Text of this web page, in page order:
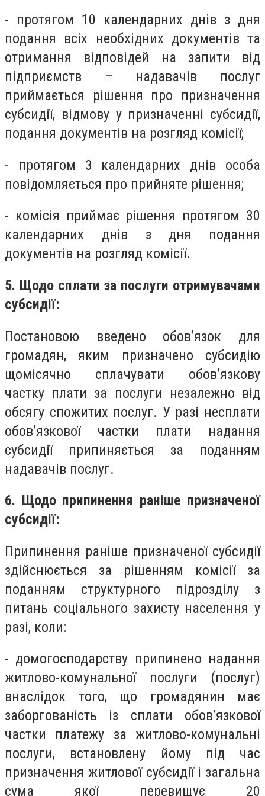
- протягом 10 календарних днів з дня
подання всіх необхідних документів та
отримання відповідей на запити від
підприємств – надавачів послуг
приймається рішення про призначення
субсидії, відмову у призначенні субсидії,
подання документів на розгляд комісії;
- протягом 3 календарних днів особа
повідомляється про прийняте рішення;
- комісія приймає рішення протягом 30
календарних днів з дня подання
документів на розгляд комісії.
5. Щодо сплати за послуги отримувачами
субсидії:
Постановою введено обов’язок для
громадян, яким призначено субсидію
щомісячно сплачувати обов’язкову
частку плати за послуги незалежно від
обсягу спожитих послуг. У разі несплати
обов’язкової частки плати надання
субсидії припиняється за поданням
надавачів послуг.
6. Щодо припинення раніше призначеної
субсидії:
Припинення раніше призначеної субсидії
здійснюється за рішенням комісії за
поданням структурного підрозділу з
питань соціального захисту населення у
разі, коли:
- домогосподарству припинено надання
житлово-комунальної послуги (послуг)
внаслідок того, що громадянин має
заборгованість із сплати обов’язкової
частки платежу за житлово-комунальні
послуги, встановлену йому під час
призначення житлової субсидії і загальна
сума якої перевищує 20